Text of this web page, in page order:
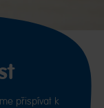
přispívat k